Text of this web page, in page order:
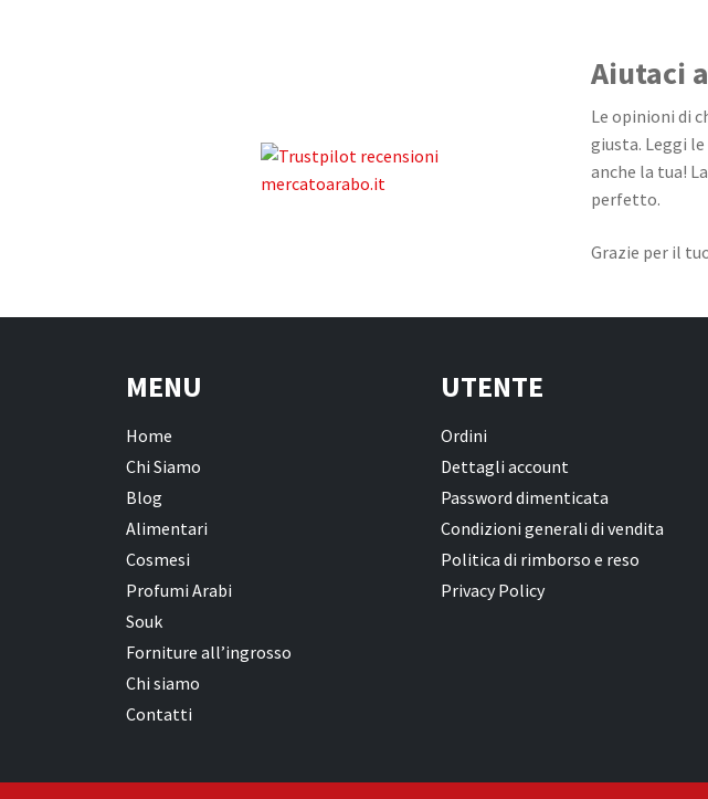
Aiutaci
Le opinioni di
giusta. Leggi
anche la tua!
perfetto.
Grazie per il
MENU
Home
Chi Siamo
Blog
Alimentari
Cosmesi
Profumi Arabi
Souk
Forniture all’ingrosso
Chi siamo
Contatti
UTENTE
Ordini
Dettagli account
Password dimenticata
Condizioni generali di vendita
Politica di rimborso e reso
Privacy Policy